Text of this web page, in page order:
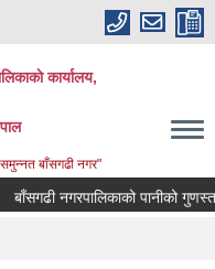
कार्यालय,
बाँसगढी नगर"
बाँसगढी नगरपालिकाको पानीको